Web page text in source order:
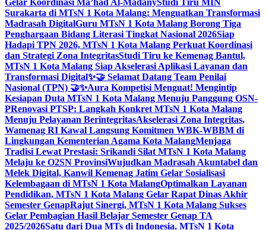
Gelar Koordinasi Ma’had Al-MadanyStudi Tiru MIN
Surakarta di MTsN 1 Kota Malang: Menguatkan Transformasi
Madrasah DigitalGuru MTsN 1 Kota Malang Borong Tiga
Penghargaan Bidang Literasi Tingkat Nasional 2026Siap
Hadapi TPN 2026, MTsN 1 Kota Malang Perkuat Koordinasi
dan Strategi Zona IntegritasStudi Tiru ke Kemenag Bantul,
MTsN 1 Kota Malang Siap Akselerasi Aplikasi Layanan dan
Transformasi Digital✨🤝 Selamat Datang Team Penilai
Nasional (TPN) 🤝✨Aura Kompetisi Menguat! Mengintip
Kesiapan Duta MTsN 1 Kota Malang Menuju Panggung OSN-
PRenovasi PTSP: Langkah Konkret MTsN 1 Kota Malang
Menuju Pelayanan BerintegritasAkselerasi Zona Integritas,
Wamenag RI Kawal Langsung Komitmen WBK-WBBM di
Lingkungan Kementerian Agama Kota MalangMenjaga
Tradisi Lewat Prestasi: Srikandi Silat MTsN 1 Kota Malang
Melaju ke O2SN ProvinsiWujudkan Madrasah Akuntabel dan
Melek Digital, Kanwil Kemenag Jatim Gelar Sosialisasi
Kelembagaan di MTsN 1 Kota MalangOptimalkan Layanan
Pendidikan, MTsN 1 Kota Malang Gelar Rapat Dinas Akhir
Semester GenapRajut Sinergi, MTsN 1 Kota Malang Sukses
Gelar Pembagian Hasil Belajar Semester Genap TA
2025/2026Satu dari Dua MTs di Indonesia, MTsN 1 Kota